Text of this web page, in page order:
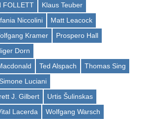
FOLLETT
Klaus Teuber
Niccolini
Matt Leacock
Kramer
Prospero Hall
Dorn
Ted Alspach
Thomas Sing
Luciani
J. Gilbert
Urtis Šulinskas
Lacerda
Wolfgang Warsch